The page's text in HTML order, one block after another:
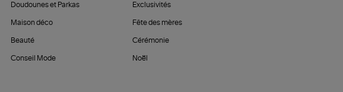
Doudounes et Parkas
Maison déco
Beauté
Conseil Mode
Exclusivités
Fête des mères
Cérémonie
Noël